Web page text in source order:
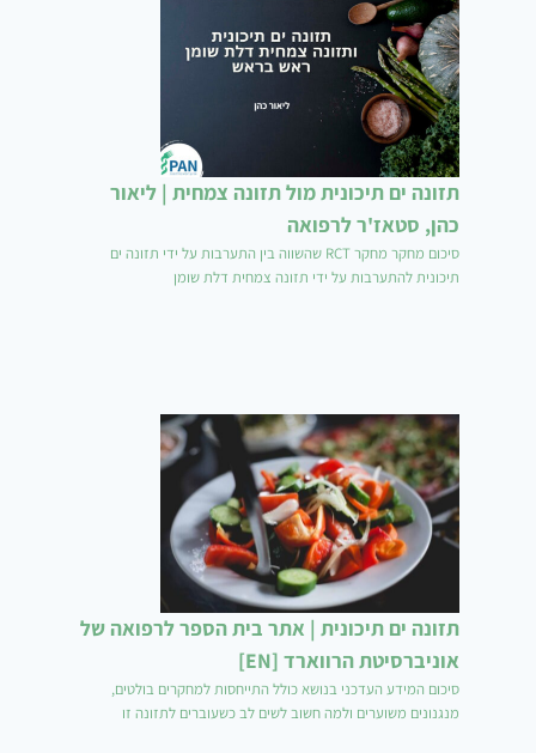
תזונה ים תיכונית מול תזונה צמחית | ליאור
כהן, סטאז'ר לרפואה
סיכום מחקר מחקר RCT שהשווה בין התערבות על ידי תזונה ים
תיכונית להתערבות על ידי תזונה צמחית דלת שומן
תזונה ים תיכונית | אתר בית הספר לרפואה של
אוניברסיטת הרווארד [EN]
סיכום המידע העדכני בנושא כולל התייחסות למחקרים בולטים,
מנגנונים משוערים ולמה חשוב לשים לב כשעוברים לתזונה זו